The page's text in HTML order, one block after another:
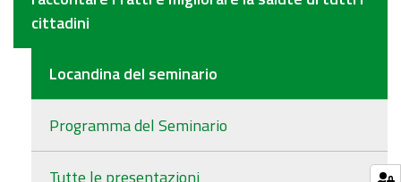
cittadini
Locandina del seminario
Programma del Seminario
Tutte le presentazioni